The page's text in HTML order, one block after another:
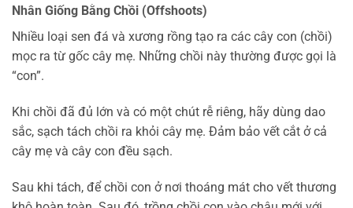
Nhân Giống Bằng Chồi (Offshoots)
Nhiều loại sen đá và xương rồng tạo ra các cây con (chồi)
mọc ra từ gốc cây mẹ. Những chồi này thường được gọi là
“con”.
Khi chồi đã đủ lớn và có một chút rễ riêng, hãy dùng dao
sắc, sạch tách chồi ra khỏi cây mẹ. Đảm bảo vết cắt ở cả
cây mẹ và cây con đều sạch.
Sau khi tách, để chồi con ở nơi thoáng mát cho vết thương